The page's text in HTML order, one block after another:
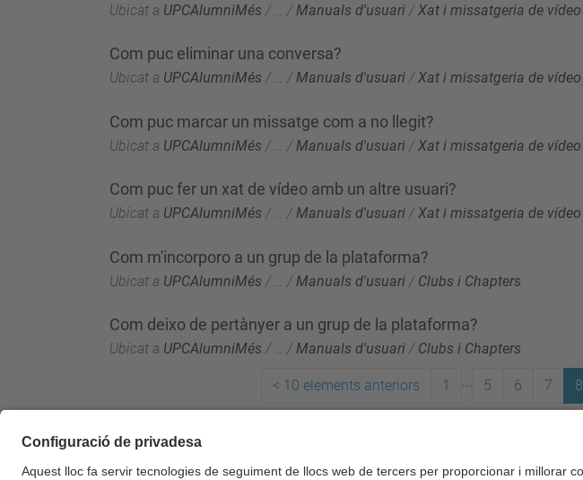
Ubicat a UPCAlumniMés / / Manuals d'usuari / Xat i missatgeria de vídeo
Com puc eliminar una conversa?
Ubicat a UPCAlumniMés / … /Manuals d'usuari /Xat i missatgeria de vídeo
Com puc marcar un missatge com a no llegit?
Ubicat a UPCAlumniMés / / Manuals d'usuari / Xat i missatgeria de vídeo
Com puc fer un xat de vídeo amb un altre usuari?
Ubicat a UPCAlumniMés / … /Manuals d'usuari /Xat i missatgeria de vídeo
Com m'incorporo a un grup de la plataforma?
Ubicat a UPCAlumniMés / / Manuals d'usuari / Clubs i Chapters
Com deixo de pertànyer a un grup de la plataforma?
Ubicat a UPCAlumniMés / … /Manuals d'usuari / Clubs i Chapters
< 10 elements anteriors 1 5 6 7 8